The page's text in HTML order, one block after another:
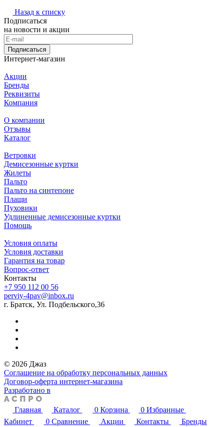
Назад к списку
Подписаться
на новости и акции
Подписаться
Интернет-магазин
Акции
Бренды
Реквизиты
Компания
О компании
Отзывы
Каталог
Ветровки
Демисезонные куртки
Жилеты
Пальто
Пальто на синтепоне
Плащи
Пуховики
Удлиненные демисезонные куртки
Помощь
Условия оплаты
Условия доставки
Гарантия на товар
Вопрос-ответ
Контакты
+7 950 112 00 56
perviy-4pav@inbox.ru
г. Братск, Ул. Подбельского,36
© 2026 Джаз
Соглашение на обработку персональных данных
Договор-оферта интернет-магазина
Разработано в
Главная Каталог 0 Корзина 0 Избранные
Кабинет
0 Сравнение Акции Контакты Бренды